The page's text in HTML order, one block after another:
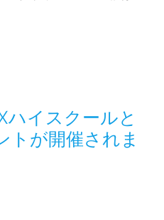
ハイスクールと
トが開催されま